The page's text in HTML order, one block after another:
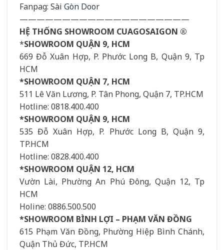
Fanpag: Sài Gòn Door
————————————————————
HỆ THỐNG SHOWROOM CUAGOSAIGON ®
*SHOWROOM QUẬN 9, HCM
669 Đỗ Xuân Hợp, P. Phước Long B, Quận 9, Tp
HCM
*SHOWROOM QUẬN 7, HCM
511 Lê Văn Lương, P. Tân Phong, Quận 7, TP.HCM
Hotline: 0818.400.400
*SHOWROOM QUẬN 9, HCM
535 Đỗ Xuân Hợp, P. Phước Long B, Quận 9,
TP.HCM
Hotline: 0828.400.400
*SHOWROOM QUẬN 12, HCM
Vườn Lài, Phường An Phú Đông, Quận 12, Tp
HCM
Holine: 0886.500.500
*SHOWROOM BÌNH LỢI – PHẠM VĂN ĐỒNG
615 Phạm Văn Đồng, Phường Hiệp Bình Chánh,
Quận Thủ Đức, TP.HCM